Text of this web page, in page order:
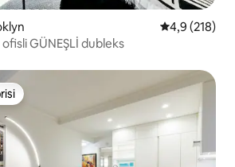
5 üzerinden
4,9 (218)
GÜNEŞLİ dubleks
en beğenilenler arasında